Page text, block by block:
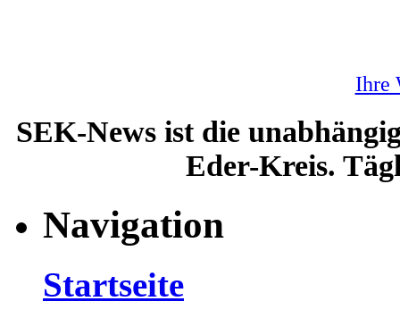
Ihre
SEK-News ist die
Eder-Kreis.
Navigation
Startseite